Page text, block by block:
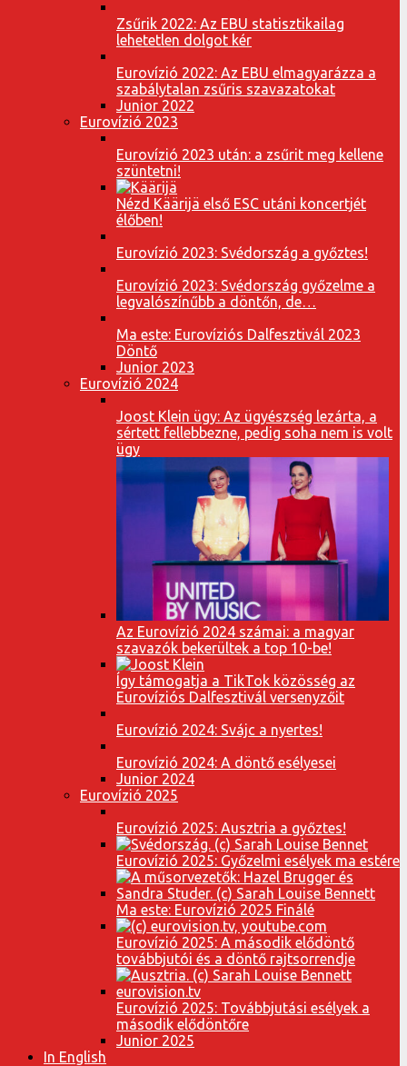
Zsűrik 2022: Az EBU statisztikailag
lehetetlen dolgot kér
Eurovízió 2022: Az EBU elmagyarázza a
szabálytalan zsűris szavazatokat
Junior 2022
Eurovízió 2023
Eurovízió 2023 után: a zsűrit meg kellene
szüntetni!
Nézd Käärijä első ESC utáni koncertjét
élőben!
Eurovízió 2023: Svédország a győztes!
Eurovízió 2023: Svédország győzelme a
legvalószínűbb a döntőn, de…
Ma este: Eurovíziós Dalfesztivál 2023
Döntő
Junior 2023
Eurovízió 2024
Joost Klein ügy: Az ügyészség lezárta, a
sértett fellebbezne, pedig soha nem is volt
ügy
Az Eurovízió 2024 számai: a magyar
szavazók bekerültek a top 10-be!
Így támogatja a TikTok közösség az
Eurovíziós Dalfesztivál versenyzőit
Eurovízió 2024: Svájc a nyertes!
Eurovízió 2024: A döntő esélyesei
Junior 2024
Eurovízió 2025
Eurovízió 2025: Ausztria a győztes!
Eurovízió 2025: Győzelmi esélyek ma estére
Ma este: Eurovízió 2025 Finálé
Eurovízió 2025: A második elődöntő
továbbjutói és a döntő rajtsorrendje
Eurovízió 2025: Továbbjutási esélyek a
második elődöntőre
Junior 2025
In English